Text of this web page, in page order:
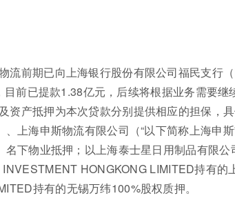
流前期已向上海银行股份有限公司福民支行
前已提款1.38亿元，后续将根据业务需要
资产抵押为本次贷款分别提供相应的担保，
、上海申斯物流有限公司（“以下简称上海申
名下物业抵押；以上海泰士星日用制品有限
HONGKONG LIMITED持有的
持有的无锡万纬100%股权质押。